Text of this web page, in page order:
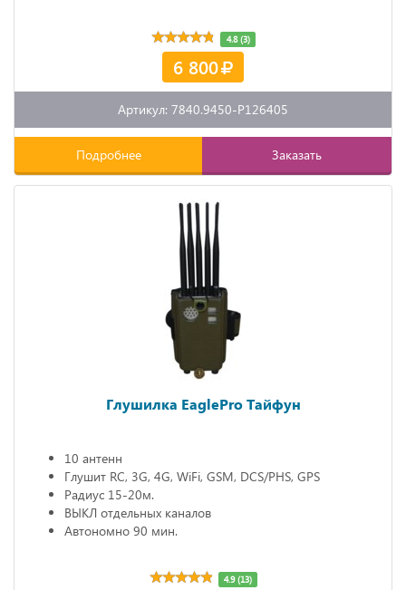
4.8 (3)
6 800
Артикул: 7840.9450-P126405
Подробнее Заказать
Глушилка EaglePro Тайфун
10 антенн
Глушит RC, 3G, 4G, WiFi, GSM, DCS/PHS, GPS
Радиус 15-20м.
ВЫКЛ отдельных каналов
Автономно 90 мин.
4.9 (13)